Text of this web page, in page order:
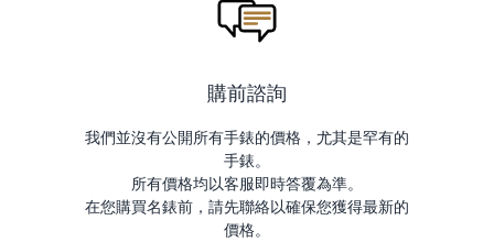
購前諮詢
我們並沒有公開所有手錶的價格，尤其是罕有的
手錶。
所有價格均以客服即時答覆為準。
在您購買名錶前，請先聯絡以確保您獲得最新的
價格。